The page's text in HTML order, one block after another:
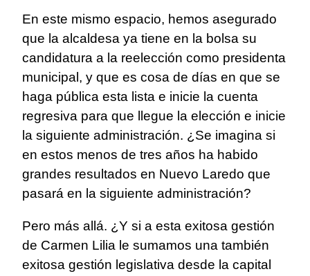
En este mismo espacio, hemos asegurado
que la alcaldesa ya tiene en la bolsa su
candidatura a la reelección como presidenta
municipal, y que es cosa de días en que se
haga pública esta lista e inicie la cuenta
regresiva para que llegue la elección e inicie
la siguiente administración. ¿Se imagina si
en estos menos de tres años ha habido
grandes resultados en Nuevo Laredo que
pasará en la siguiente administración?
Pero más allá. ¿Y si a esta exitosa gestión
de Carmen Lilia le sumamos una también
exitosa gestión legislativa desde la capital